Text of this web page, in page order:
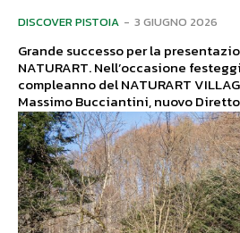
DISCOVER PISTOIA - 3 GIUGNO 2026
Grande successo per la
NATURART. Nell’occasione
compleanno del NATURART
Massimo Bucciantini, nuovo